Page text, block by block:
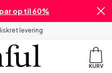
op til 60%
levering
KURV